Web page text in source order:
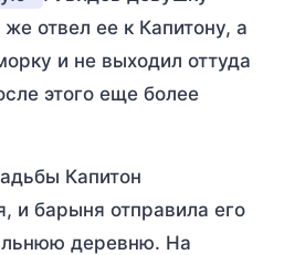
отвел ее к Капитону, а
и не выходил оттуда
этого еще более
Капитон
и барыня отправила его
деревню. На